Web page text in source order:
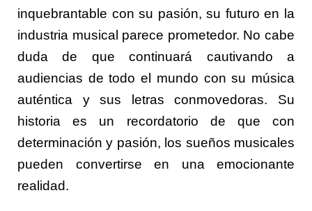
inquebrantable con su pasión, su futuro en la
industria musical parece prometedor. No cabe
duda de que continuará cautivando a
audiencias de todo el mundo con su música
auténtica y sus letras conmovedoras. Su
historia es un recordatorio de que con
determinación y pasión, los sueños musicales
pueden convertirse en una emocionante
realidad.